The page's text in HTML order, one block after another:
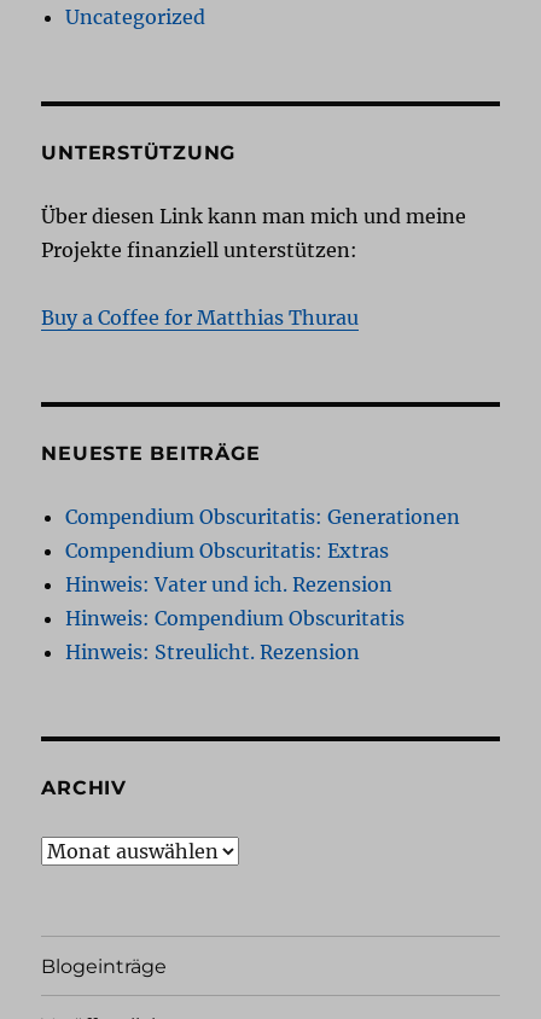
Uncategorized
UNTERSTÜTZUNG
Über diesen Link kann man mich und meine
Projekte finanziell unterstützen:
Buy a Coffee for Matthias Thurau
NEUESTE BEITRÄGE
Compendium Obscuritatis: Generationen
Compendium Obscuritatis: Extras
Hinweis: Vater und ich. Rezension
Hinweis: Compendium Obscuritatis
Hinweis: Streulicht. Rezension
ARCHIV
Archiv
Blogeinträge